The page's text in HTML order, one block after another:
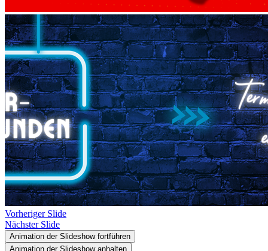
Vorheriger Slide
Nächster Slide
Animation der Slideshow fortführen
Animation der Slideshow anhalten